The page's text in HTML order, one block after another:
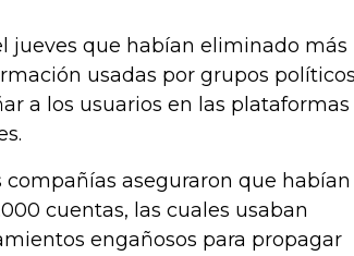
jueves que habían eliminado más
usadas por grupos políticos
a los usuarios en las plataformas
compañías aseguraron que habían
cuentas, las cuales usaban
engañosos para propagar